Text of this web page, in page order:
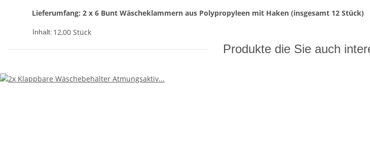
Lieferumfang: 2 x 6 Bunt Wäscheklammern aus Polypropyleen mit Haken (insgesamt 12 Stück)
Inhalt: 12,00 Stück
Produkte die Sie auch